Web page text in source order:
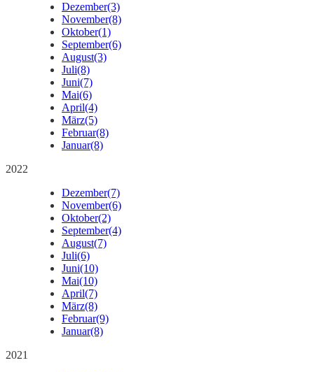
Dezember(3)
November(8)
Oktober(1)
September(6)
August(3)
Juli(8)
Juni(7)
Mai(6)
April(4)
März(5)
Februar(8)
Januar(8)
2022
Dezember(7)
November(6)
Oktober(2)
September(4)
August(7)
Juli(6)
Juni(10)
Mai(10)
April(7)
März(8)
Februar(9)
Januar(8)
2021